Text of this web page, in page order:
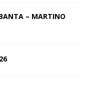
– MARTINO